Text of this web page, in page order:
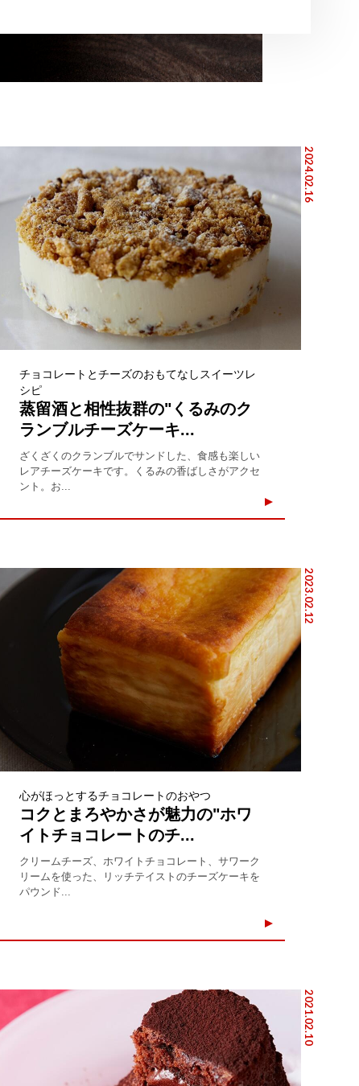
2024.02.16
チョコレートとチーズのおもてなしスイーツレ
シピ
蒸留酒と相性抜群の"くるみのク
ランブルチーズケーキ...
ざくざくのクランブルでサンドした、食感も楽しい
レアチーズケーキです。くるみの香ばしさがアクセ
ント。お...
2023.02.12
心がほっとするチョコレートのおやつ
コクとまろやかさが魅力の"ホワ
イトチョコレートのチ...
クリームチーズ、ホワイトチョコレート、サワーク
リームを使った、リッチテイストのチーズケーキを
パウンド...
2021.02.10